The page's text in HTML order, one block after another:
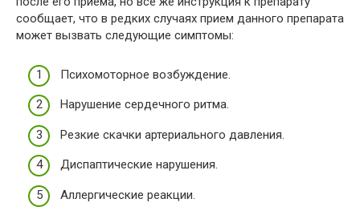
сообщает, что в редких случаях прием данного препарата
может вызвать следующие симптомы:
Психомоторное возбуждение.
Нарушение сердечного ритма.
Резкие скачки артериального давления.
Диспаптические нарушения.
Аллергические реакции.